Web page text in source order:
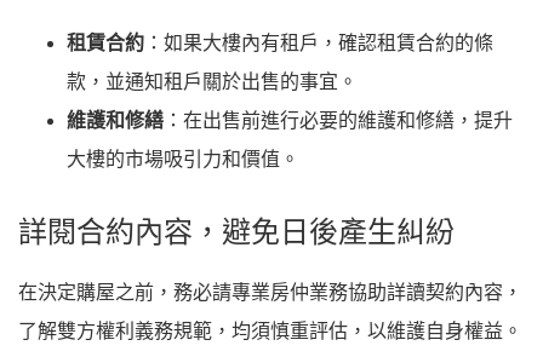
租賃合約 ：如果大樓內有租戶，確認租賃合約的條
款，並通知租戶關於出售的事宜。
維護和修繕 ：在出售前進行必要的維護和修繕，提升
大樓的市場吸引力和價值。
詳閱合約內容，避免日後產生糾紛
在決定購屋之前，務必請專業房仲業務協助詳讀契約內容，
了解雙方權利義務規範，均須慎重評估，以維護自身權益。